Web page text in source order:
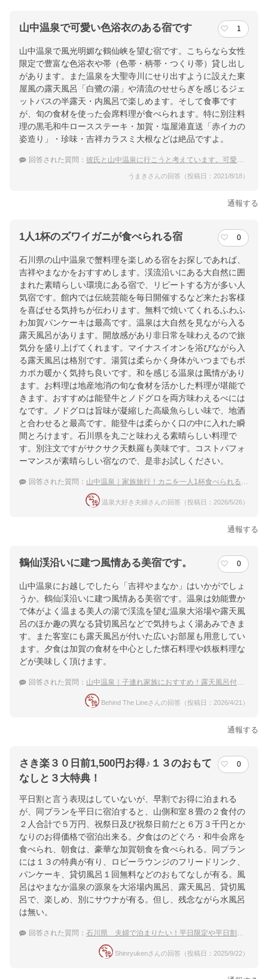
山中温泉で可愛い色浴衣のある宿です 1
山中温泉で風光明媚な鶴仙峡を望む宿です。こちらなら女性
限定で豊富な色浴衣や帯（色帯・柄帯・つくり帯）貸し出し
があります。また温泉を大聖寺川にせり出すように設えた東
屋風の露天風呂「白鷺の湯」や清流のせせらぎを感じるジェ
ットバスの半露天・内風呂で楽しめます。そして食事です
が、旬の食材を使った会席料理が食べられます。特に別注料
理の黒毛和牛ロースステーキ・加賀・塩屋港直送「赤イカの
姿造り」・珍味・吉祥カラスミ大根などは絶品ですよ。
回答された質問： 彼氏と山中温泉に行こうと考えています。可愛い色浴衣のある宿を教えて下さい。
うまきさんの回答（投稿日：2021/8/18）
通報する
1人1杯のズワイガニが食べられる宿 0
石川県の山中温泉で蟹料理を楽しめる宿をお探しであれば、
吉祥やまなかをおすすめします。渓流沿いにある大自然に囲
まれた素晴らしい環境にある宿で、リピートする方が多い人
気宿です。館内では伝統芸能を毎日開催するなど来たお客様
を喜ばせる気持ちが伝わります。無料で焼いてくれるふわふ
わ加賀パンケーキは最高です。温泉は大自然を見ながら入る
露天風呂があります。開放感があり非日常を味わえるので旅
気分を盛り上げてくれます。マイナスイオンを浴びながら入
る露天風呂は格別です。湯質は柔らかく身体がいつまでもポ
カポカ暖かく気持ち良いです。和を感じる温泉は風情があり
ます。お料理は地産地消の旬な食材を活かした料理が堪能で
きます。おすすめは能登牛とノドグロを両方味わえるべには
なです。ノドグロは旨味が凝縮した高級魚らしい味で、地酒
と合わせると最高です。能登牛は柔らかく口の中に入れた瞬
間とろけます。石川県を丸ごと味わえる素晴らしい料理で
す。別注文ですがサクサク天麩羅も美味です。コストパフォ
ーマンスが素晴らしい宿なので、是非お試しください。
回答された質問： 山中温泉｜家族旅行！カニを一人1杯食べられる宿のおすすめは？
温泉大好き夫婦さんの回答（投稿日：2026/5/26）
通報する
鶴仙渓沿いに建つ風情ある美宿です。 0
山中温泉にお越しでしたら「吉祥やまなか」はいかがでしょ
うか。鶴仙渓沿いに建つ風情ある美宿です。温泉は効能豊か
で体がよく温まる美人の湯で渓流を望む温泉大浴場や露天風
呂のほか趣の異なる貸切風呂などで気持ちよく湯あみできま
す。また客室にも露天風呂が付いた広いお部屋も用意してい
ます。夕食は加賀の食材を中心とした懐石料理や鉄板料理な
どが美味しく頂けます。
回答された質問： 山中温泉｜子連れ家族におすすめ！露天風呂付き客室がある宿は？
Behind The Lineさんの回答（投稿日：2026/4/21）
通報する
さき楽３０日前1,500円お得♪１３のおもて
なしと３大特典！
0
平日割と言う表現はしていないが、早割でお得に泊まれる
が、同プランを平日に宿泊すると、山側和室８畳の２食付の
２人合計で５万円、祝祭日及び祝祭日前だと６万３千円とか
なりのお得価格で宿泊出来る。夕食はのどぐろ・和牛会席を
食べられ、朝食は、豪華な加賀朝食を食べられる。同プラン
には１３の特典が有り、ロビーラウンジのフリードリンク、
パンケーキ、貸切風呂１回無料などのおもてなしが有る。風
呂はやまなか温泉の源泉を大浴場内風呂、露天風呂、貸切風
呂で、楽しめ、別にサウナが有る。但し、残念ながら水風呂
は無い。
回答された質問： 石川県 夫婦で泊まりたい！平日限定や平日割のあるおすすめ温泉宿
Shinryukenさんの回答（投稿日：2025/9/22）